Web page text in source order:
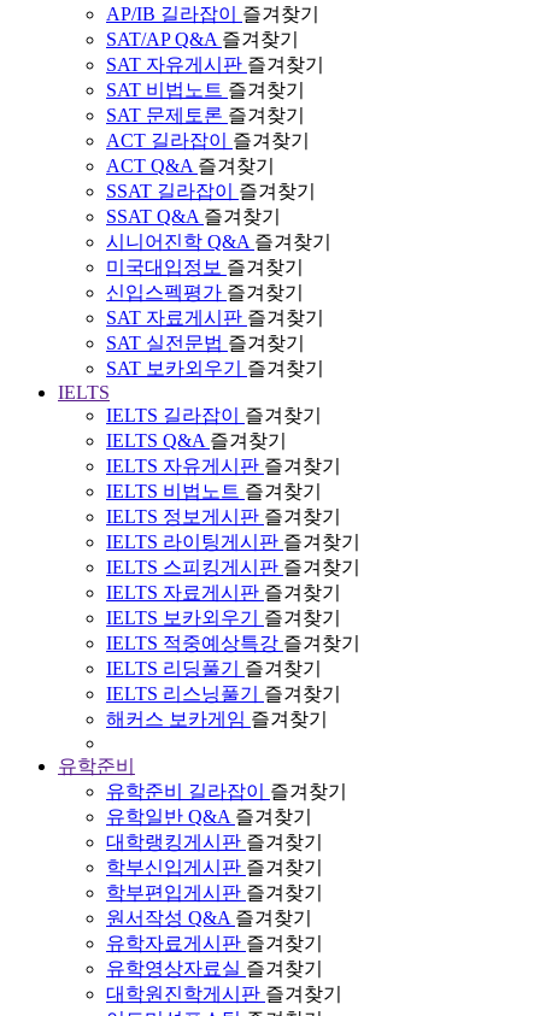
AP/IB 길라잡이
즐겨찾기
SAT/AP Q&A 즐겨찾기
SAT 자유게시판 즐겨찾기
SAT 비법노트 즐겨찾기
SAT 문제토론 즐겨찾기
ACT 길라잡이
즐겨찾기
ACT Q&A 즐겨찾기
SSAT 길라잡이
즐겨찾기
SSAT Q&A 즐겨찾기
시니어진학 Q&A 즐겨찾기
미국대입정보 즐겨찾기
신입스펙평가 즐겨찾기
SAT 자료게시판 즐겨찾기
SAT 실전문법 즐겨찾기
SAT 보카외우기
즐겨찾기
IELTS
IELTS 길라잡이
즐겨찾기
IELTS Q&A 즐겨찾기
IELTS 자유게시판 즐겨찾기
IELTS 비법노트 즐겨찾기
IELTS 정보게시판 즐겨찾기
IELTS 라이팅게시판 즐겨찾기
IELTS 스피킹게시판 즐겨찾기
IELTS 자료게시판 즐겨찾기
IELTS 보카외우기
즐겨찾기
IELTS 적중예상특강 즐겨찾기
IELTS 리딩풀기
즐겨찾기
IELTS 리스닝풀기
즐겨찾기
해커스 보카게임 즐겨찾기
유학준비
유학준비 길라잡이
즐겨찾기
유학일반 Q&A 즐겨찾기
대학랭킹게시판 즐겨찾기
학부신입게시판 즐겨찾기
학부편입게시판 즐겨찾기
원서작성 Q&A 즐겨찾기
유학자료게시판 즐겨찾기
유학영상자료실 즐겨찾기
대학원진학게시판 즐겨찾기